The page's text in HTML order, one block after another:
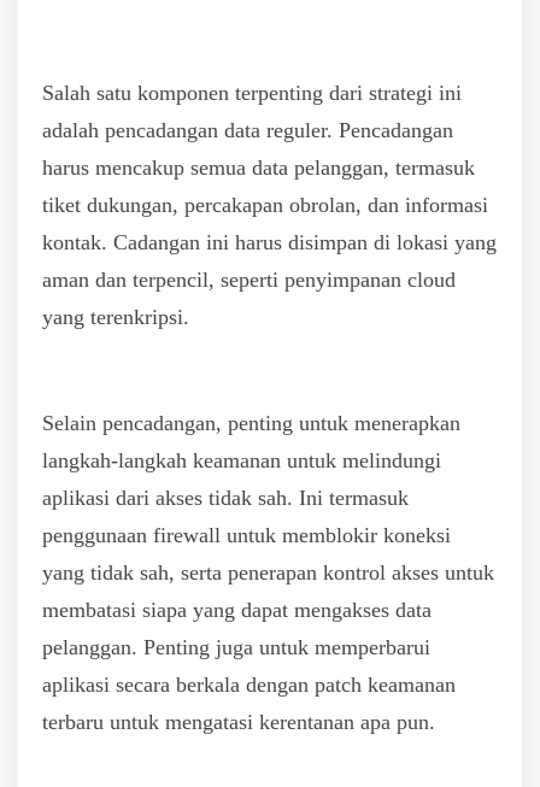
Salah satu komponen terpenting dari strategi ini
adalah pencadangan data reguler. Pencadangan
harus mencakup semua data pelanggan, termasuk
tiket dukungan, percakapan obrolan, dan informasi
kontak. Cadangan ini harus disimpan di lokasi yang
aman dan terpencil, seperti penyimpanan cloud
yang terenkripsi.
Selain pencadangan, penting untuk menerapkan
langkah-langkah keamanan untuk melindungi
aplikasi dari akses tidak sah. Ini termasuk
penggunaan firewall untuk memblokir koneksi
yang tidak sah, serta penerapan kontrol akses untuk
membatasi siapa yang dapat mengakses data
pelanggan. Penting juga untuk memperbarui
aplikasi secara berkala dengan patch keamanan
terbaru untuk mengatasi kerentanan apa pun.